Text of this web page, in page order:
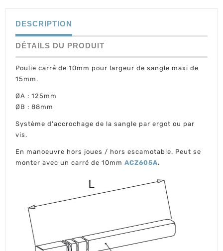
DESCRIPTION
DÉTAILS DU PRODUIT
Poulie carré de 10mm pour largeur de sangle maxi de
15mm.
ØA : 125mm
ØB : 88mm
Système d'accrochage de la sangle par ergot ou par
vis.
En manoeuvre hors joues / hors escamotable. Peut se
monter avec un carré de 10mm ACZ605A.